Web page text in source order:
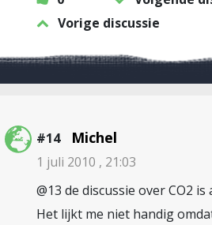
Vorige discussie
#14 Michel
1 juli 2010 , 21:03
@13 de discussie over CO2 is
Het lijkt me niet handig